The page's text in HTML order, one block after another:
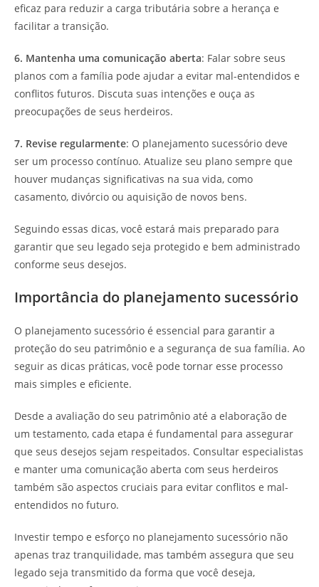
eficaz para reduzir a carga tributária sobre a herança e
facilitar a transição.
6. Mantenha uma comunicação aberta: Falar sobre seus
planos com a família pode ajudar a evitar mal-entendidos e
conflitos futuros. Discuta suas intenções e ouça as
preocupações de seus herdeiros.
7. Revise regularmente: O planejamento sucessório deve
ser um processo contínuo. Atualize seu plano sempre que
houver mudanças significativas na sua vida, como
casamento, divórcio ou aquisição de novos bens.
Seguindo essas dicas, você estará mais preparado para
garantir que seu legado seja protegido e bem administrado
conforme seus desejos.
Importância do planejamento sucessório
O planejamento sucessório é essencial para garantir a
proteção do seu patrimônio e a segurança de sua família. Ao
seguir as dicas práticas, você pode tornar esse processo
mais simples e eficiente.
Desde a avaliação do seu patrimônio até a elaboração de
um testamento, cada etapa é fundamental para assegurar
que seus desejos sejam respeitados. Consultar especialistas
e manter uma comunicação aberta com seus herdeiros
também são aspectos cruciais para evitar conflitos e mal-
entendidos no futuro.
Investir tempo e esforço no planejamento sucessório não
apenas traz tranquilidade, mas também assegura que seu
legado seja transmitido da forma que você deseja,